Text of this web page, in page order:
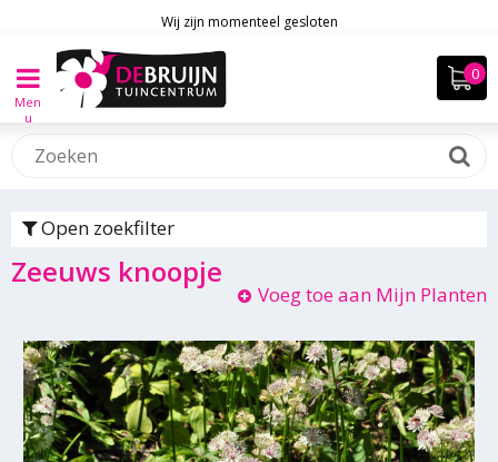
Men
u
Wij zijn momenteel gesloten
Open zoekfilter
Zeeuws knoopje
Voeg toe aan Mijn Planten